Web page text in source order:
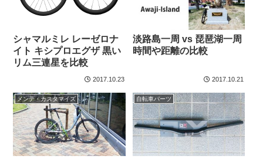
シャマルミレ レーゼロナ
イト キシプロエグザ 黒い
リム三連星を比較
2017.10.23
淡路島一周 vs 琵琶湖一周
時間や距離の比較
2017.10.21
メンテ・カスタマイズ 自転車パーツ